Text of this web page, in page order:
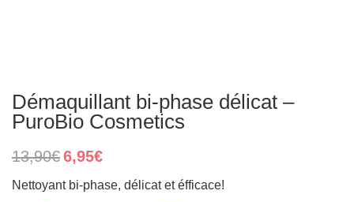
Démaquillant bi-phase délicat –
PuroBio Cosmetics
13,90€ Original
price
was:
13,90€.
6,95€Current
is:
Nettoyant bi-phase, délicat et éfficace!